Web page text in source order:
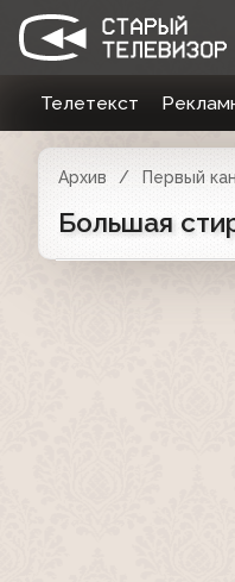
Телетекст
Архив Первый
Большая